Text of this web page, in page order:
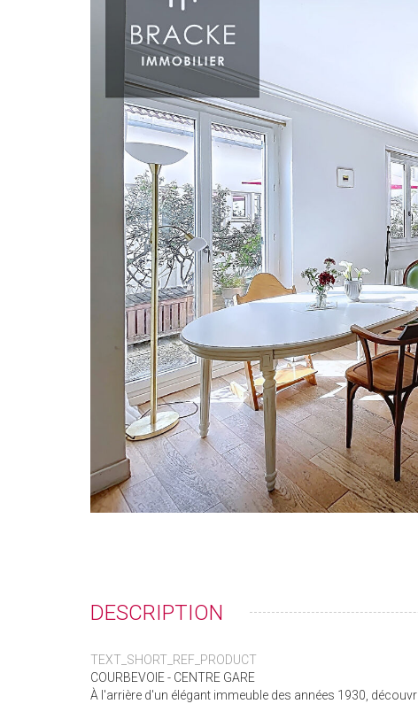
DESCRIPTION
TEXT_SHORT_REF_PRODUCT
COURBEVOIE - CENTRE GARE
À l'arrière d'un élégant immeuble des années 1930,